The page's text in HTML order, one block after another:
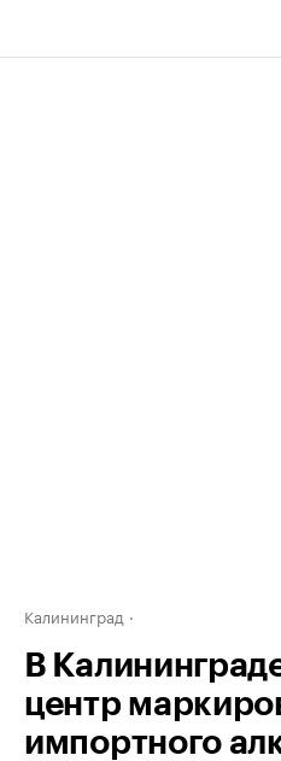
Калининград
В
центр
импортного